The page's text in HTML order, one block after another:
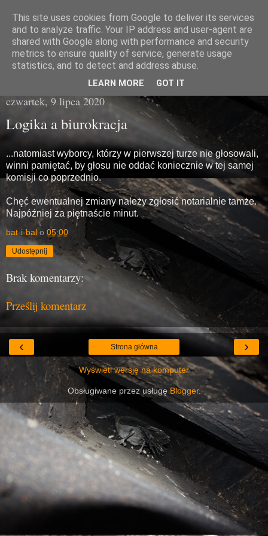
Miasto Gówna
brzydka prawda z poziomu chodnika
czwartek, 9 lipca 2020
Logika a biurokracja
...natomiast wyborcy, którzy w pierwszej turze nie głosowali,
winni pamiętać, by głosu nie oddać koniecznie w tej samej
komisji co poprzednio.
Chęć ewentualnej zmiany należy zgłosić notarialnie tamże.
Najpóźniej za piętnaście minut.
bat-i-bal o 05:00
Udostępnij
Brak komentarzy:
Prześlij komentarz
‹ ›
Strona główna
Wyświetl wersję na komputer
Obsługiwane przez usługę Blogger.
This site uses cookies from Google to deliver its services
and to analyze traffic. Your IP address and user-agent are
shared with Google along with performance and security
metrics to ensure quality of service, generate usage
statistics, and to detect and address abuse.
LEARN MORE GOT IT